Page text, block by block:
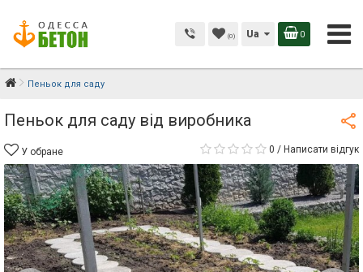
(0) Ua 0
Пеньок для саду
Пеньок для саду від виробника
У обране 0 / Написати відгук